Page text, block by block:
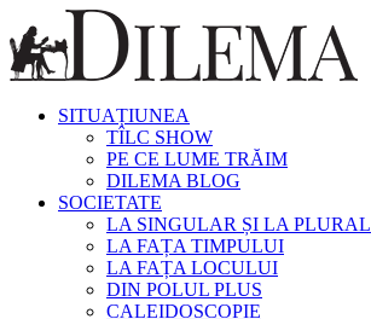
SITUAȚIUNEA
TÎLC SHOW
PE CE LUME TRĂIM
DILEMA BLOG
SOCIETATE
LA SINGULAR ȘI LA PLURAL
LA FAȚA TIMPULUI
LA FAȚA LOCULUI
DIN POLUL PLUS
CALEIDOSCOPIE